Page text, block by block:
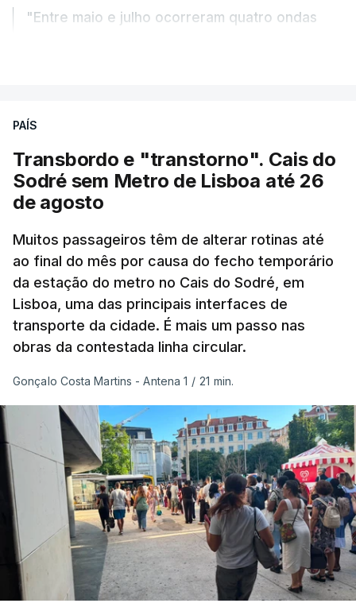
"Entre maio e julho ocorreram quatro ondas
temperaturas recorde, também a
ajudou
.
Pelo contrário, a precipitação manteve-se
abaixo do normal
perderam grande parte da humidade.
Houve também uma “diminuição significativa de
caudais de rios, incluindo rios como o Sena, o
Reno e o Danúbio” que teveimpacto no
abastecimento de água, irrigação e na produção
de energia em vários países.
De acordo com o Serviço de Mudanças Climáticas
Copernicus, implementado pelo Centro Europeu de
Previsões Meteorológicas de Médio Prazo,julho
também registou a maior temperatura da
superfície do marde sempre, neste mês, nos
oceanos extrapolares.
Aliás, em toda a Europa os recordes ao longo do
Atlântico e do Mediterrâneo ocidental foram
PAÍS
Transbordo e "transtorno". Cais do
Sodré sem Metro de Lisboa até 26
de agosto
Muitos passageiros têm de alterar rotinas até
ao final do mês por causa do fecho temporário
da estação do metro no Cais do Sodré, em
Lisboa, uma das principais interfaces de
transporte da cidade. É mais um passo nas
obras da contestada linha circular.
Gonçalo Costa Martins - Antena 1 / 21 min.